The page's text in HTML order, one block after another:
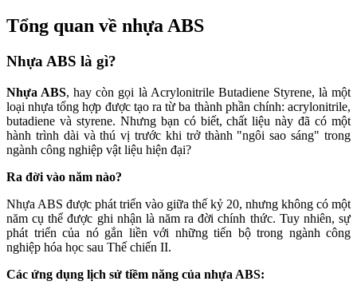
Tổng quan về nhựa ABS
Nhựa ABS là gì?
Nhựa ABS, hay còn gọi là Acrylonitrile Butadiene Styrene, là một
loại nhựa tổng hợp được tạo ra từ ba thành phần chính: acrylonitrile,
butadiene và styrene. Nhưng bạn có biết, chất liệu này đã có một
hành trình dài và thú vị trước khi trở thành "ngôi sao sáng" trong
ngành công nghiệp vật liệu hiện đại?
Ra đời vào năm nào?
Nhựa ABS được phát triển vào giữa thế kỷ 20, nhưng không có một
năm cụ thể được ghi nhận là năm ra đời chính thức. Tuy nhiên, sự
phát triển của nó gắn liền với những tiến bộ trong ngành công
nghiệp hóa học sau Thế chiến II.
Các ứng dụng lịch sử tiềm năng của nhựa ABS: